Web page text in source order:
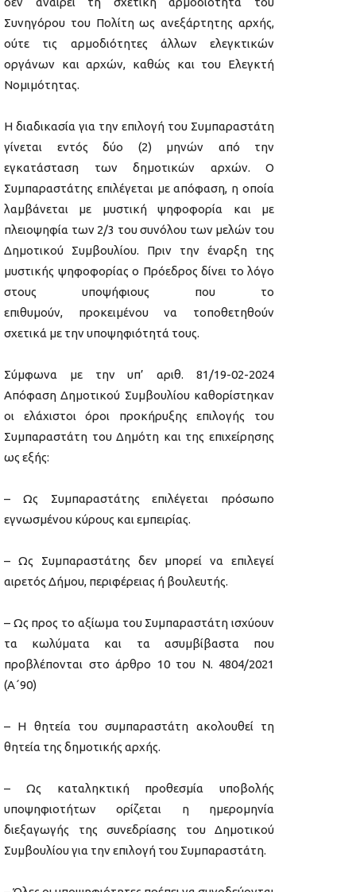
Συνηγόρου του Πολίτη ως ανεξάρτητης αρχής,
ούτε τις αρμοδιότητες άλλων ελεγκτικών
οργάνων και αρχών, καθώς και του Ελεγκτή
Νομιμότητας.
Η διαδικασία για την επιλογή του Συμπαραστάτη
γίνεται εντός δύο (2) μηνών από την
εγκατάσταση των δημοτικών αρχών. Ο
Συμπαραστάτης επιλέγεται με απόφαση, η οποία
λαμβάνεται με μυστική ψηφοφορία και με
πλειοψηφία των 2/3 του συνόλου των μελών του
Δημοτικού Συμβουλίου. Πριν την έναρξη της
μυστικής ψηφοφορίας ο Πρόεδρος δίνει το λόγο
στους υποψήφιους που το
επιθυμούν, προκειμένου να τοποθετηθούν
σχετικά με την υποψηφιότητά τους.
Σύμφωνα με την υπ’ αριθ. 81/19-02-2024
Απόφαση Δημοτικού Συμβουλίου καθορίστηκαν
οι ελάχιστοι όροι προκήρυξης επιλογής του
Συμπαραστάτη του Δημότη και της επιχείρησης
ως εξής:
– Ως Συμπαραστάτης επιλέγεται πρόσωπο
εγνωσμένου κύρους και εμπειρίας.
– Ως Συμπαραστάτης δεν μπορεί να επιλεγεί
αιρετός Δήμου, περιφέρειας ή βουλευτής.
– Ως προς το αξίωμα του Συμπαραστάτη ισχύουν
τα κωλύματα και τα ασυμβίβαστα που
προβλέπονται στο άρθρο 10 του Ν. 4804/2021
(Α΄90)
– Η θητεία του συμπαραστάτη ακολουθεί τη
θητεία της δημοτικής αρχής.
– Ως καταληκτική προθεσμία υποβολής
υποψηφιοτήτων ορίζεται η ημερομηνία
διεξαγωγής της συνεδρίασης του Δημοτικού
Συμβουλίου για την επιλογή του Συμπαραστάτη.